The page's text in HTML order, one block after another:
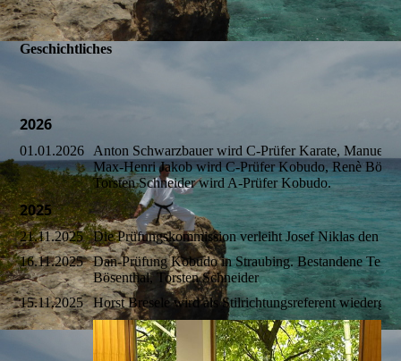
Geschichtliches
2026
01.01.2026
Anton Schwarzbauer wird C-Prüfer Karate, Manuel
Max-Henri Jakob wird C-Prüfer Kobudo, Renè
Torsten Schneider wird A-Prüfer Kobudo.
2025
21.11.2025
Die Prüfungskommission verleiht Josef Niklas den
16.11.2025
Dan-Prüfung Kobudo in Straubing. Bestandene
Bösenthal, Torsten Schneider
15.11.2025
Horst Bresele wird als Stilrichtungsreferent